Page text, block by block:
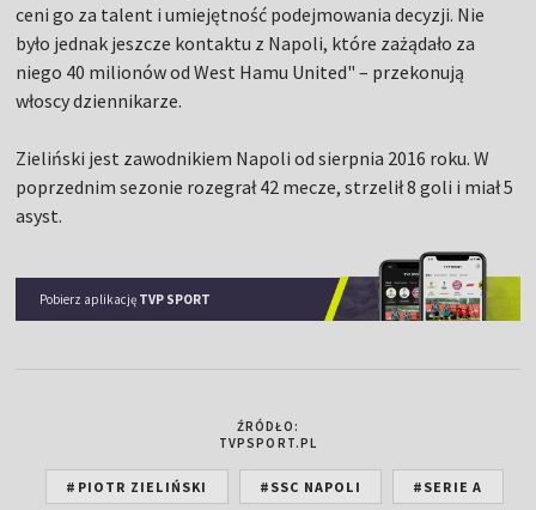
ceni go za talent i umiejętność podejmowania decyzji. Nie
było jednak jeszcze kontaktu z Napoli, które zażądało za
niego 40 milionów od West Hamu United" – przekonują
włoscy dziennikarze.
Zieliński jest zawodnikiem Napoli od sierpnia 2016 roku. W
poprzednim sezonie rozegrał 42 mecze, strzelił 8 goli i miał 5
asyst.
Pobierz aplikację TVP SPORT
ŹRÓDŁO:
TVPSPORT.PL
#PIOTR ZIELIŃSKI #SSC NAPOLI #SERIE A